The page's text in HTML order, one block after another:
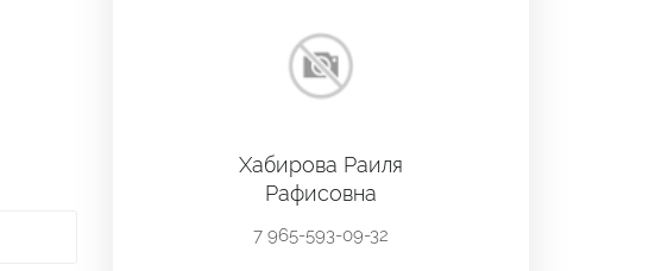
Хабирова Раиля
Рафисовна
7 965-593-09-32